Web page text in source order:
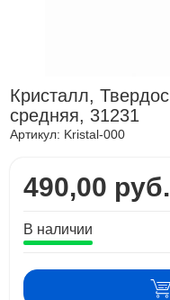
Кристалл,
средняя, 31231
Артикул: Kristal-000
490,00 руб.
В наличии